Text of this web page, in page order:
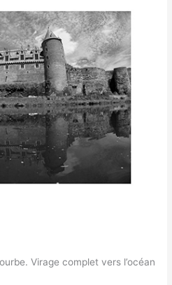
Virage complet vers l’océan